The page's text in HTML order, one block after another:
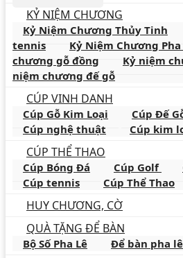
KỶ NIỆM CHƯƠNG
Kỷ Niệm Chương Thủy Tinh
tennis
Kỷ Niệm Chương Pha
chương gỗ đồng
Kỷ niệm
niệm chương đế gỗ
CÚP VINH DANH
Cúp Gỗ Kim Loại Cúp Đế
Cúp nghệ thuật
Cúp kim
CÚP THỂ THAO
Cúp Bóng Đá Cúp Golf
Cúp tennis
Cúp Thể Thao
HUY CHƯƠNG, CỜ
QUÀ TẶNG ĐỂ BÀN
Bộ Số Pha Lê Để bàn pha lê